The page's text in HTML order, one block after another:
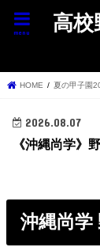
高校
menu
HOME 夏の甲子園
2026.08.07
《沖縄尚学》
沖縄尚学